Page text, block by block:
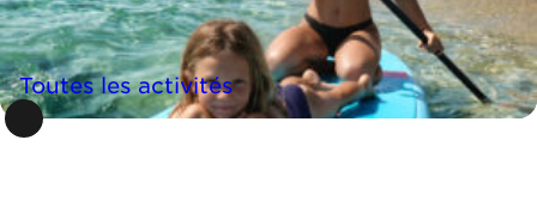
Toutes les activités